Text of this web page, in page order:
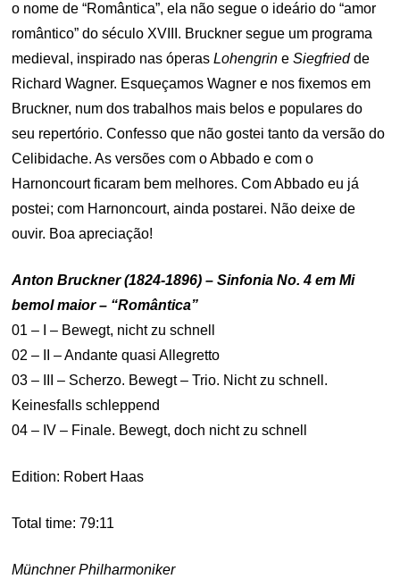
o nome de “Romântica”, ela não segue o ideário do “amor
romântico” do século XVIII. Bruckner segue um programa
medieval, inspirado nas óperasLohengrineSiegfriedde
Richard Wagner. Esqueçamos Wagner e nos fixemos em
Bruckner, num dos trabalhos mais belos e populares do
seu repertório. Confesso que não gostei tanto da versão do
Celibidache. As versões com o Abbado e com o
Harnoncourt ficaram bem melhores. Com Abbado eu já
postei; com Harnoncourt, ainda postarei. Não deixe de
ouvir. Boa apreciação!
Anton Bruckner (1824-1896) – Sinfonia No. 4 em Mi
bemol maior – “Romântica”
01 – I – Bewegt, nicht zu schnell
02 – II – Andante quasi Allegretto
03 – III – Scherzo. Bewegt – Trio. Nicht zu schnell.
Keinesfalls schleppend
04 – IV – Finale. Bewegt, doch nicht zu schnell
Edition: Robert Haas
Total time: 79:11
Münchner Philharmoniker